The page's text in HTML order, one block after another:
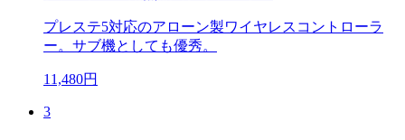
プレステ5対応のアローン製ワイヤレスコントローラ
ー。サブ機としても優秀。
11,480円
3